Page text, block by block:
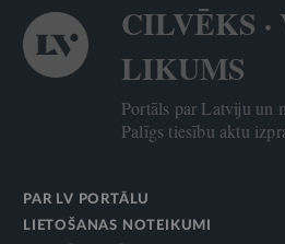
CILVĒKS ·
LIKUMS
Portāls par Latviju un
Palīgs tiesību aktu
PAR LV PORTĀLU
LIETOŠANAS NOTEIKUMI